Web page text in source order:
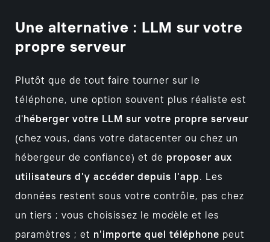
Une alternative : LLM sur votre
propre serveur
Plutôt que de tout faire tourner sur le
téléphone, une option souvent plus réaliste est
d' héberger votre LLM sur votre propre serveur
(chez vous, dans votre datacenter ou chez un
hébergeur de confiance) et de proposer aux
utilisateurs d'y accéder depuis l'app . Les
données restent sous votre contrôle, pas chez
un tiers ; vous choisissez le modèle et les
paramètres ; et n'importe quel téléphone peut